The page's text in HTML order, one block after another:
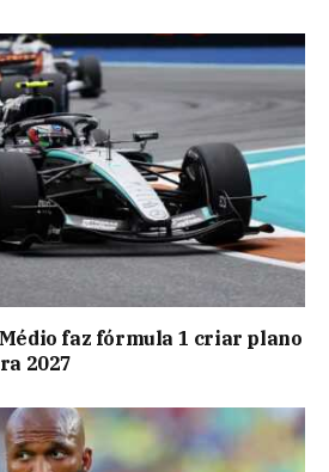
faz fórmula 1 criar plano
2027